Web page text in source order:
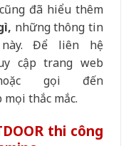
đã hiểu thêm
những thông tin
Để liên hệ
cập trang web
gọi đến
thắc mắc.
thi công